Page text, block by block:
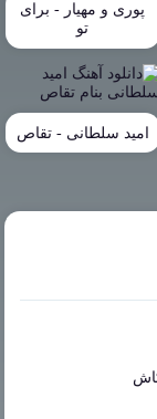
پوری و مهیار - برای
تو
امید سلطانی - تقاص